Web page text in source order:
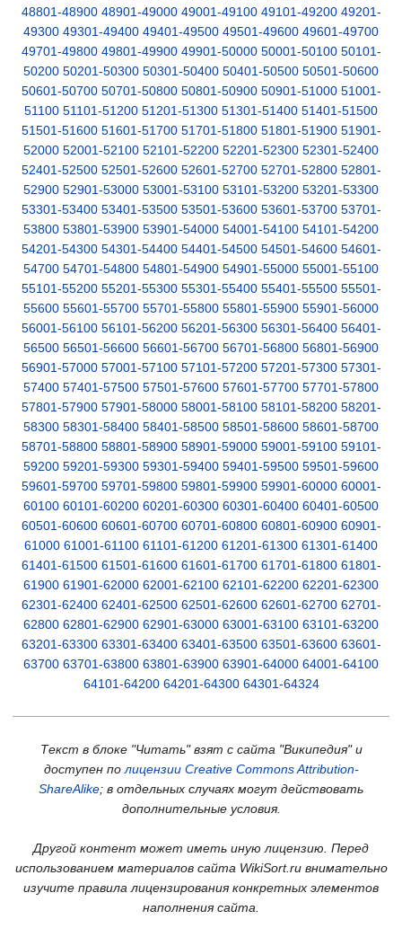
48801-48900 48901-49000 49001-49100 49101-49200 49201-
49300 49301-49400 49401-49500 49501-49600 49601-49700
49701-49800 49801-49900 49901-50000 50001-50100 50101-
50200 50201-50300 50301-50400 50401-50500 50501-50600
50601-50700 50701-50800 50801-50900 50901-51000 51001-
51100 51101-51200 51201-51300 51301-51400 51401-51500
51501-51600 51601-51700 51701-51800 51801-51900 51901-
52000 52001-52100 52101-52200 52201-52300 52301-52400
52401-52500 52501-52600 52601-52700 52701-52800 52801-
52900 52901-53000 53001-53100 53101-53200 53201-53300
53301-53400 53401-53500 53501-53600 53601-53700 53701-
53800 53801-53900 53901-54000 54001-54100 54101-54200
54201-54300 54301-54400 54401-54500 54501-54600 54601-
54700 54701-54800 54801-54900 54901-55000 55001-55100
55101-55200 55201-55300 55301-55400 55401-55500 55501-
55600 55601-55700 55701-55800 55801-55900 55901-56000
56001-56100 56101-56200 56201-56300 56301-56400 56401-
56500 56501-56600 56601-56700 56701-56800 56801-56900
56901-57000 57001-57100 57101-57200 57201-57300 57301-
57400 57401-57500 57501-57600 57601-57700 57701-57800
57801-57900 57901-58000 58001-58100 58101-58200 58201-
58300 58301-58400 58401-58500 58501-58600 58601-58700
58701-58800 58801-58900 58901-59000 59001-59100 59101-
59200 59201-59300 59301-59400 59401-59500 59501-59600
59601-59700 59701-59800 59801-59900 59901-60000 60001-
60100 60101-60200 60201-60300 60301-60400 60401-60500
60501-60600 60601-60700 60701-60800 60801-60900 60901-
61000 61001-61100 61101-61200 61201-61300 61301-61400
61401-61500 61501-61600 61601-61700 61701-61800 61801-
61900 61901-62000 62001-62100 62101-62200 62201-62300
62301-62400 62401-62500 62501-62600 62601-62700 62701-
62800 62801-62900 62901-63000 63001-63100 63101-63200
63201-63300 63301-63400 63401-63500 63501-63600 63601-
63700 63701-63800 63801-63900 63901-64000 64001-64100
64101-64200 64201-64300 64301-64324
Текст в блоке "Читать" взят с сайта "Википедия" и
доступен по лицензии Creative Commons Attribution-
ShareAlike; в отдельных случаях могут действовать
дополнительные условия.
Другой контент может иметь иную лицензию. Перед
использованием материалов сайта WikiSort.ru внимательно
изучите правила лицензирования конкретных элементов
наполнения сайта.